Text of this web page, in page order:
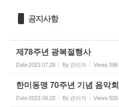
공지사항
제78주년 광복절행사
Date2023.07.28 By 관리자 Views596
한미동맹 70주년 기념 음악회
Date2023.06.22 By 관리자 Views526